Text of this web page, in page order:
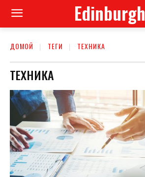
Edinburgh
ДОМОЙ ТЕГИ ТЕХНИКА
ТЕХНИКА